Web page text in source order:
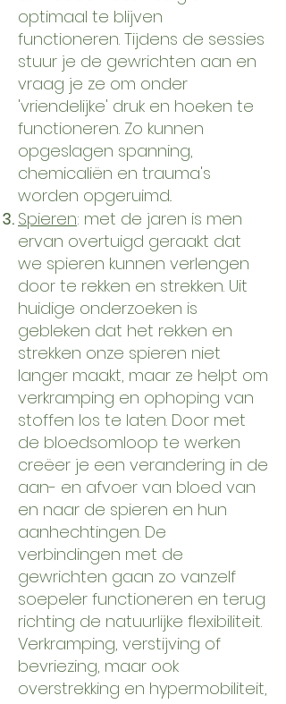
optimaal te blijven
functioneren. Tijdens de sessies
stuur je de gewrichten aan en
vraag je ze om onder
'vriendelijke' druk en hoeken te
functioneren. Zo kunnen
opgeslagen spanning,
chemicaliën en trauma's
worden opgeruimd..
Spieren: met de jaren is men
ervan overtuigd geraakt dat
we spieren kunnen verlengen
door te rekken en strekken. Uit
huidige onderzoeken is
gebleken dat het rekken en
strekken onze spieren niet
langer maakt, maar ze helpt om
verkramping en ophoping van
stoffen los te laten. Door met
de bloedsomloop te werken
creëer je een verandering in de
aan- en afvoer van bloed van
en naar de spieren en hun
aanhechtingen. De
verbindingen met de
gewrichten gaan zo vanzelf
soepeler functioneren en terug
richting de natuurlijke flexibiliteit.
Verkramping, verstijving of
bevriezing, maar ook
overstrekking en hypermobiliteit,